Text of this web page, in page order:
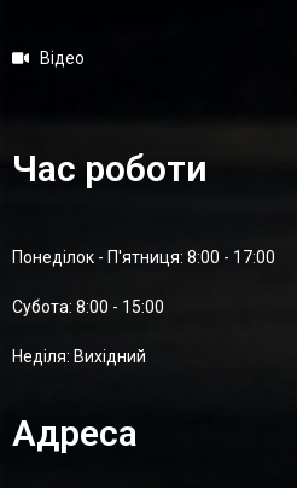
Відео
Час роботи
Понеділок - П'ятниця: 8:00 - 17:00
Суботa: 8:00 - 15:00
Неділя: Вихідний
Адреса